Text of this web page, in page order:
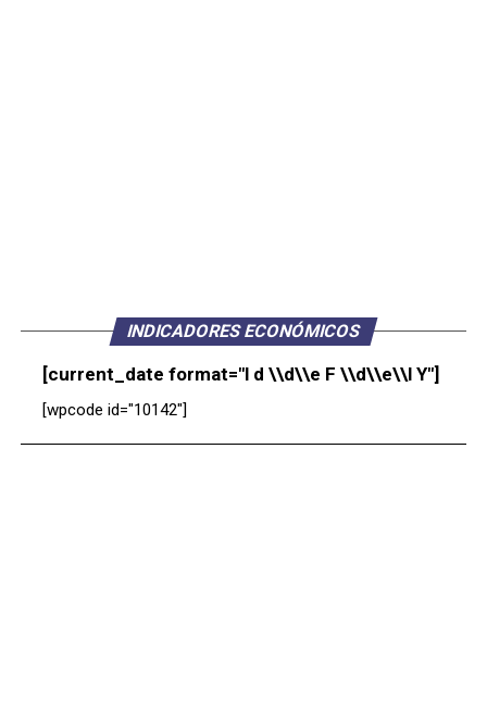
INDICADORES ECONÓMICOS
[current_date format="l d \\d\\e F \\d\\e\\l Y"]
[wpcode id="10142"]